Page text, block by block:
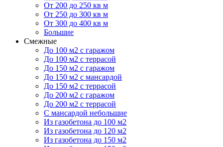
От 200 до 250 кв м
От 250 до 300 кв м
От 300 до 400 кв м
Большие
Смежные
До 100 м2 с гаражом
До 100 м2 с террасой
До 150 м2 с гаражом
До 150 м2 с мансардой
До 150 м2 с террасой
До 200 м2 с гаражом
До 200 м2 с террасой
С мансардой небольшие
Из газобетона до 100 м2
Из газобетона до 120 м2
Из газобетона до 150 м2